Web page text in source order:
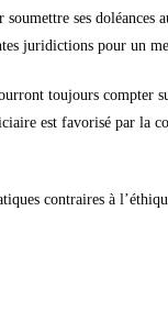
ses doléances
juridictions pour un
toujours compter
est favorisé par la
contraires à